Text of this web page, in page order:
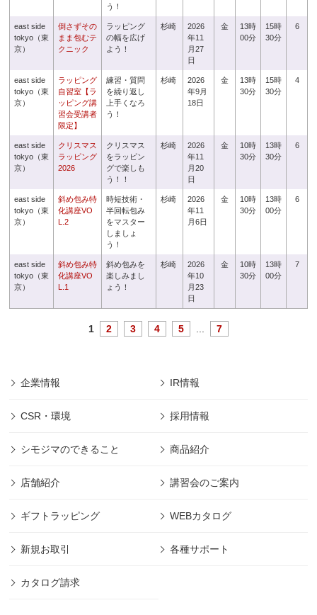
う！
east side
tokyo（東
京）
倒さずその
まま包むテ
クニック
ラッピング
の幅を広げ
よう！
杉崎
2026
年11
月27
日
金
13時
00分
15時
30分
6
east side
tokyo（東
京）
ラッピング
自習室【ラ
ッピング講
習会受講者
限定】
練習・質問
を繰り返し
上手くなろ
う！
杉崎
2026
年9月
18日
金
13時
30分
15時
30分
4
east side
tokyo（東
京）
クリスマス
ラッピング
2026
クリスマス
をラッピン
グで楽しも
う！！
杉崎
2026
年11
月20
日
金
10時
30分
13時
30分
6
east side
tokyo（東
京）
斜め包み特
化講座VO
L.2
時短技術・
半回転包み
をマスター
しましょ
う！
杉崎
2026
年11
月6日
金
10時
30分
13時
00分
6
east side
tokyo（東
京）
斜め包み特
化講座VO
L.1
斜め包みを
楽しみまし
ょう！
杉崎
2026
年10
月23
日
金
10時
30分
13時
00分
7
1 2 3 4 5 7
企業情報 IR情報
CSR・環境 採用情報
シモジマのできること 商品紹介
店舗紹介 講習会のご案内
ギフトラッピング WEBカタログ
新規お取引 各種サポート
カタログ請求